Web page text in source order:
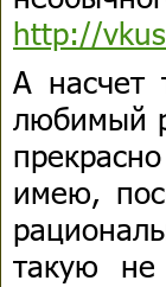
http://
А насчет
любимый
имею,
такую